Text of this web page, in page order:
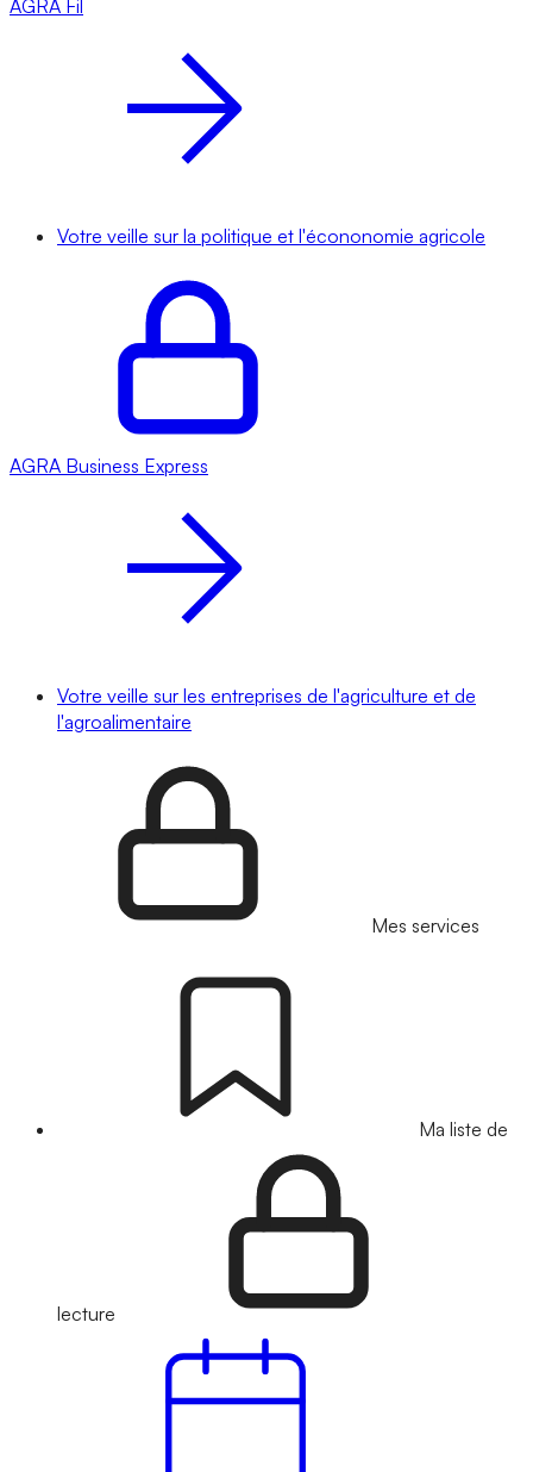
AGRA Fil
Votre veille sur la politique et l'écononomie agricole
AGRA Business Express
Votre veille sur les entreprises de l'agriculture et de
l'agroalimentaire
Mes services
Ma liste de
lecture